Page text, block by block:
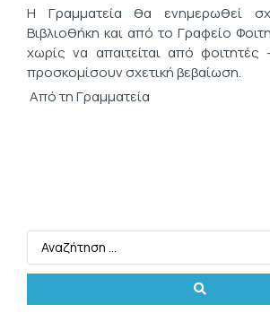
Η Γραμματεία θα ενημερωθεί
Βιβλιοθήκη και από το Γραφείο
χωρίς να απαιτείται από φοιτητές
προσκομίσουν σχετική βεβαίωση.
Από τη Γραμματεία